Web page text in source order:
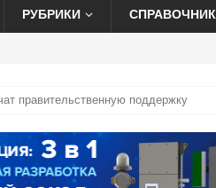
РУБРИКИ СПРАВОЧНИК
правительственную поддержку